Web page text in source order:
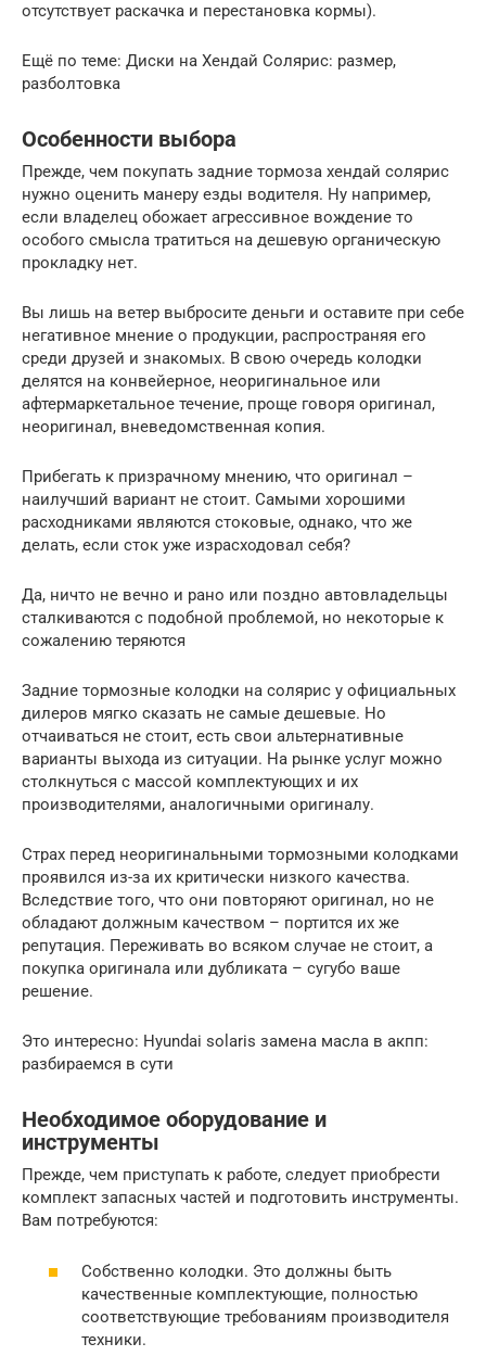
отсутствует раскачка и перестановка кормы).
Ещё по теме: Диски на Хендай Солярис: размер,
разболтовка
Особенности выбора
Прежде, чем покупать задние тормоза хендай солярис
нужно оценить манеру езды водителя. Ну например,
если владелец обожает агрессивное вождение то
особого смысла тратиться на дешевую органическую
прокладку нет.
Вы лишь на ветер выбросите деньги и оставите при себе
негативное мнение о продукции, распространяя его
среди друзей и знакомых. В свою очередь колодки
делятся на конвейерное, неоригинальное или
афтермаркетальное течение, проще говоря оригинал,
неоригинал, вневедомственная копия.
Прибегать к призрачному мнению, что оригинал –
наилучший вариант не стоит. Самыми хорошими
расходниками являются стоковые, однако, что же
делать, если сток уже израсходовал себя?
Да, ничто не вечно и рано или поздно автовладельцы
сталкиваются с подобной проблемой, но некоторые к
сожалению теряются
Задние тормозные колодки на солярис у официальных
дилеров мягко сказать не самые дешевые. Но
отчаиваться не стоит, есть свои альтернативные
варианты выхода из ситуации. На рынке услуг можно
столкнуться с массой комплектующих и их
производителями, аналогичными оригиналу.
Страх перед неоригинальными тормозными колодками
проявился из-за их критически низкого качества.
Вследствие того, что они повторяют оригинал, но не
обладают должным качеством – портится их же
репутация. Переживать во всяком случае не стоит, а
покупка оригинала или дубликата – сугубо ваше
решение.
Это интересно: Hyundai solaris замена масла в акпп:
разбираемся в сути
Необходимое оборудование и
инструменты
Прежде, чем приступать к работе, следует приобрести
комплект запасных частей и подготовить инструменты.
Вам потребуются:
Собственно колодки. Это должны быть
качественные комплектующие, полностью
соответствующие требованиям производителя
техники.